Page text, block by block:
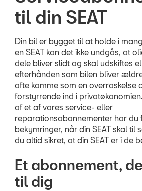
til din SEAT
Din bil er bygget til at holde i
en SEAT kan det ikke undgås, at
dele bliver slidt og skal udskiftes
efterhånden som bilen bliver
ofte komme som en overraskelse
forstyrrende ind i
af et af vores service- eller
reparationsabonnementer har
bekymringer, når din SEAT skal til
du altid sikret, at din SEAT er i de
Et abonnement,
til dig